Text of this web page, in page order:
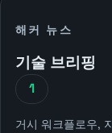
해커 뉴스
기술 브리핑
1
거시 워크플로우,